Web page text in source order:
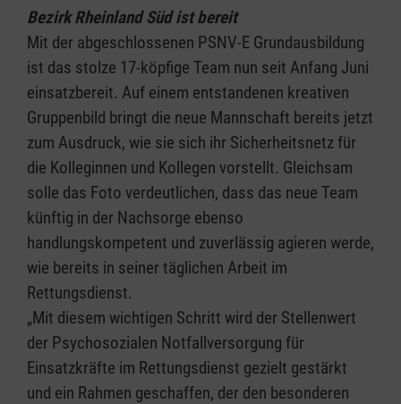
Bezirk Rheinland Süd ist bereit
Mit der abgeschlossenen PSNV-E Grundausbildung
ist das stolze 17-köpfige Team nun seit Anfang Juni
einsatzbereit. Auf einem entstandenen kreativen
Gruppenbild bringt die neue Mannschaft bereits jetzt
zum Ausdruck, wie sie sich ihr Sicherheitsnetz für
die Kolleginnen und Kollegen vorstellt. Gleichsam
solle das Foto verdeutlichen, dass das neue Team
künftig in der Nachsorge ebenso
handlungskompetent und zuverlässig agieren werde,
wie bereits in seiner täglichen Arbeit im
Rettungsdienst.
„Mit diesem wichtigen Schritt wird der Stellenwert
der Psychosozialen Notfallversorgung für
Einsatzkräfte im Rettungsdienst gezielt gestärkt
und ein Rahmen geschaffen, der den besonderen